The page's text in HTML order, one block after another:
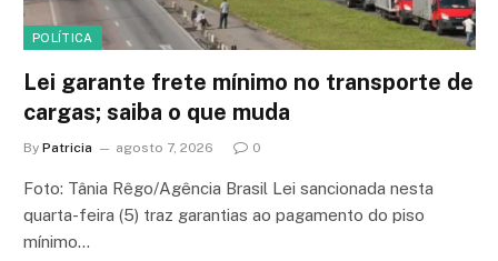
POLÍTICA
Lei garante frete mínimo no transporte de
cargas; saiba o que muda
By Patricia agosto 7, 2026 0
Foto: Tânia Rêgo/Agência Brasil Lei sancionada nesta
quarta-feira (5) traz garantias ao pagamento do piso
mínimo…